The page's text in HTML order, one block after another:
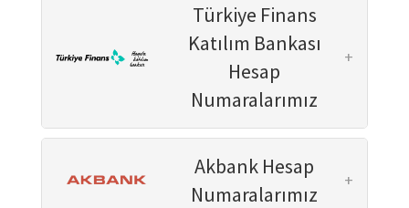
Mevlanakapı Çocuk Kütüphanesi ve
Atölye Merkezi Projesi
Kadimin İzleri
Söz Ola
Türkiye Finans
Katılım Bankası
Hesap
Numaralarımız
+
Akbank Hesap
Numaralarımız
+